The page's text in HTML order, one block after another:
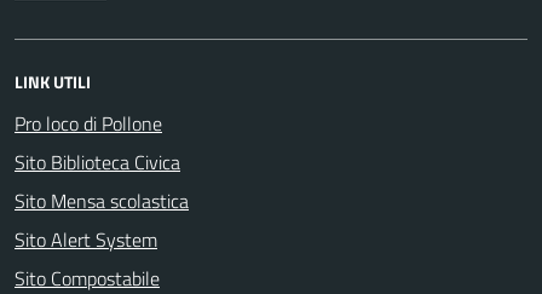
LINK UTILI
Pro loco di Pollone
Sito Biblioteca Civica
Sito Mensa scolastica
Sito Alert System
Sito Compostabile